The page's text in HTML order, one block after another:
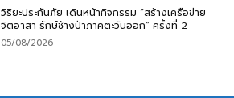
วิริยะประกันภัย เดินหน้ากิจกรรม “สร้างเครือข่าย
จิตอาสา รักษ์ช้างป่าภาคตะวันออก” ครั้งที่ 2
05/08/2026